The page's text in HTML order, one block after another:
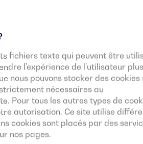
fichiers texte qui peuvent être
l'expérience de l'utilisateur plus
nous pouvons stocker des cookies
nécessaires au
Pour tous les autres types de
autorisation. Ce site utilise
cookies sont placés par des
nos pages.
Secours
Gamme